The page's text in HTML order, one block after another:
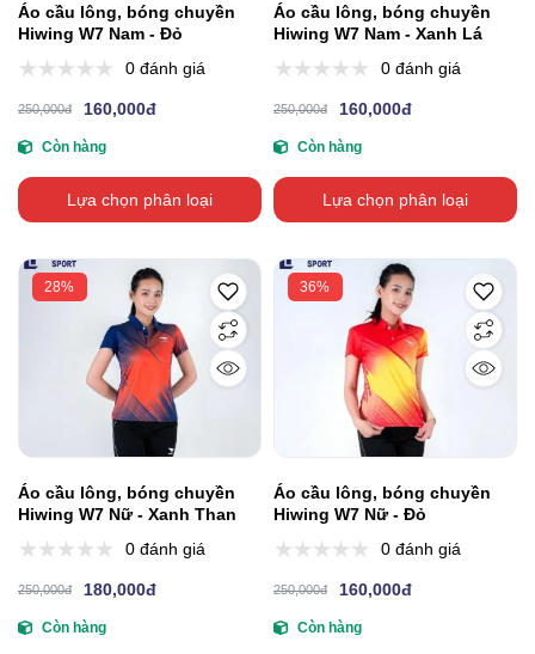
Áo cầu lông, bóng chuyền
Hiwing W7 Nam - Đỏ
0 đánh giá
250,000đ 160,000đ
Còn hàng
Lựa chọn phân loại
Áo cầu lông, bóng chuyền
Hiwing W7 Nam - Xanh Lá
0 đánh giá
250,000đ 160,000đ
Còn hàng
Lựa chọn phân loại
28%
Áo cầu lông, bóng chuyền
Hiwing W7 Nữ - Xanh Than
0 đánh giá
250,000đ 180,000đ
Còn hàng
36%
Áo cầu lông, bóng chuyền
Hiwing W7 Nữ - Đỏ
0 đánh giá
250,000đ 160,000đ
Còn hàng